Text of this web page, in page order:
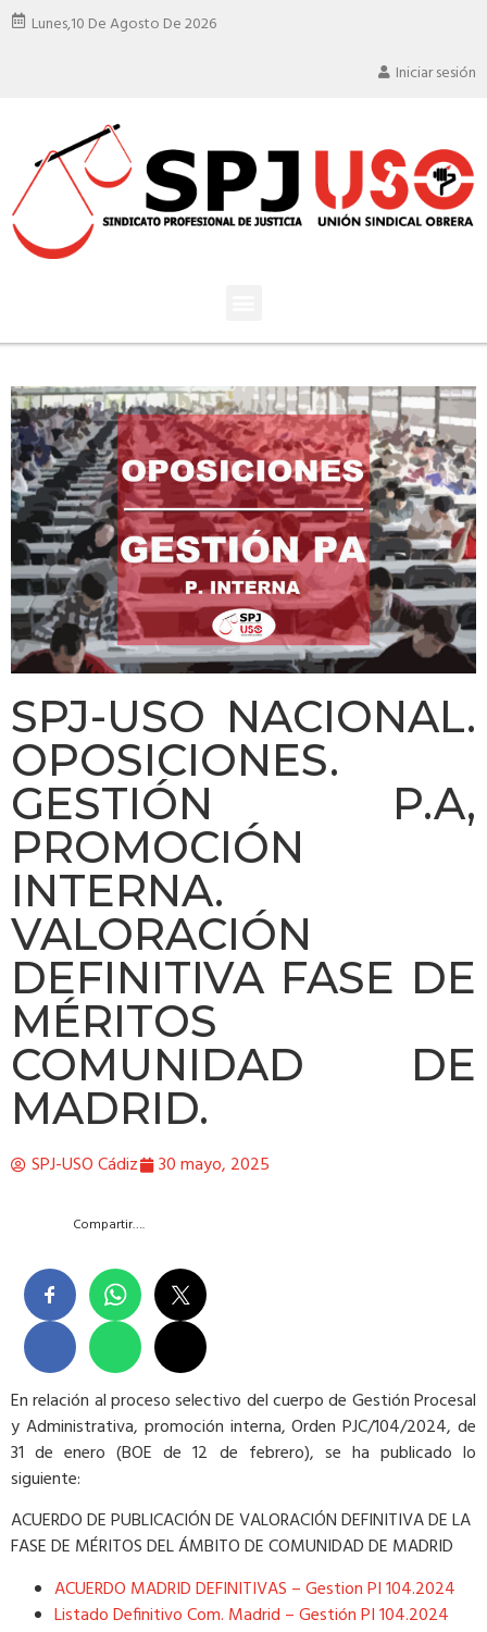
Lunes,10 De Agosto De 2026
Iniciar sesión
SPJ-USO NACIONAL.
OPOSICIONES.
GESTIÓN P.A,
PROMOCIÓN
INTERNA.
VALORACIÓN
DEFINITIVA FASE DE
MÉRITOS
COMUNIDAD DE
MADRID.
SPJ-USO Cádiz 30 mayo, 2025
Compartir….
En relación al proceso selectivo del cuerpo de Gestión Procesal
y Administrativa, promoción interna, Orden PJC/104/2024, de
31 de enero (BOE de 12 de febrero), se ha publicado lo
siguiente:
ACUERDO DE PUBLICACIÓN DE VALORACIÓN DEFINITIVA DE LA
FASE DE MÉRITOS DEL ÁMBITO DE COMUNIDAD DE MADRID
ACUERDO MADRID DEFINITIVAS – Gestion PI 104.2024
Listado Definitivo Com. Madrid – Gestión PI 104.2024